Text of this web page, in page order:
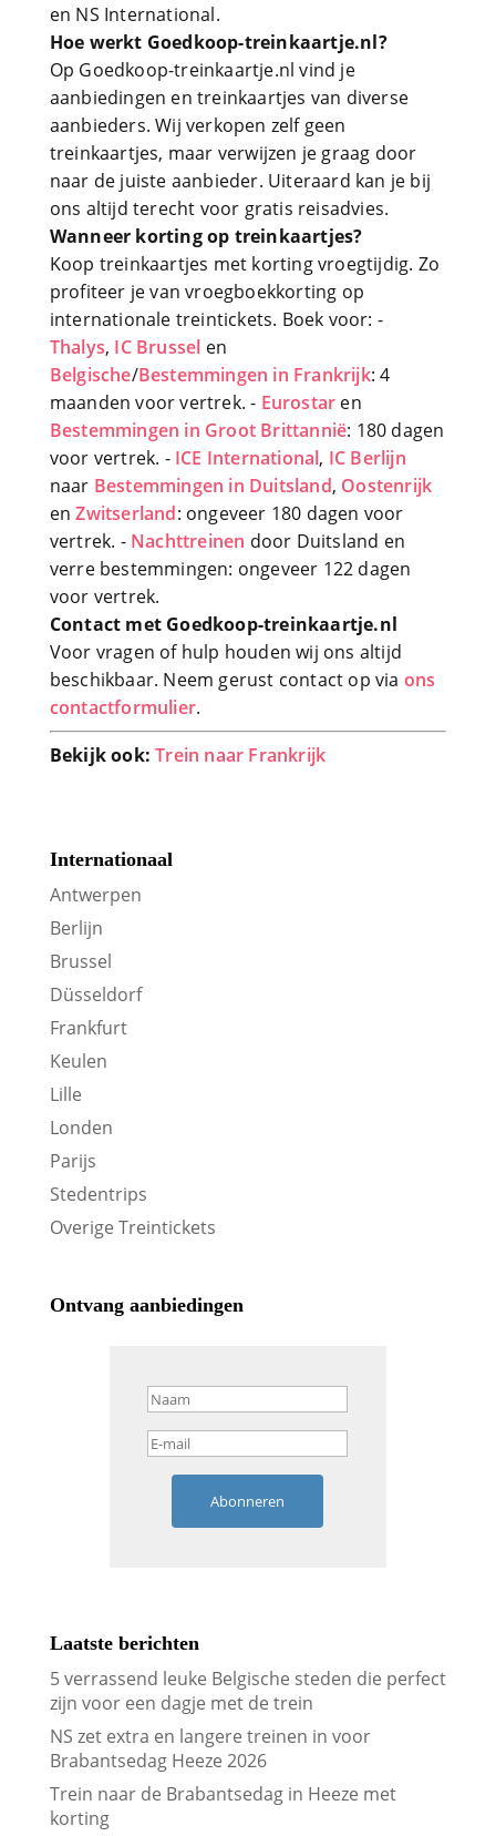
en NS International.
Hoe werkt Goedkoop-treinkaartje.nl?
Op Goedkoop-treinkaartje.nl vind je
aanbiedingen en treinkaartjes van diverse
aanbieders. Wij verkopen zelf geen
treinkaartjes, maar verwijzen je graag door
naar de juiste aanbieder. Uiteraard kan je bij
ons altijd terecht voor gratis reisadvies.
Wanneer korting op treinkaartjes?
Koop treinkaartjes met korting vroegtijdig. Zo
profiteer je van vroegboekkorting op
internationale treintickets. Boek voor: -
Thalys, IC Brussel en
Belgische/Bestemmingen in Frankrijk: 4
maanden voor vertrek. - Eurostar en
Bestemmingen in Groot Brittannië: 180 dagen
voor vertrek. - ICE International, IC Berlijn
naar Bestemmingen in Duitsland, Oostenrijk
enZwitserland: ongeveer 180 dagen voor
vertrek. - Nachttreinen door Duitsland en
verre bestemmingen: ongeveer 122 dagen
voor vertrek.
Contact met Goedkoop-treinkaartje.nl
Voor vragen of hulp houden wij ons altijd
beschikbaar. Neem gerust contact op via ons
contactformulier.
Bekijk ook: Trein naar Frankrijk
Internationaal
Antwerpen
Berlijn
Brussel
Düsseldorf
Frankfurt
Keulen
Lille
Londen
Parijs
Stedentrips
Overige Treintickets
Ontvang aanbiedingen
Abonneren
Laatste berichten
5 verrassend leuke Belgische steden die perfect
zijn voor een dagje met de trein
NS zet extra en langere treinen in voor
Brabantsedag Heeze 2026
Trein naar de Brabantsedag in Heeze met
korting